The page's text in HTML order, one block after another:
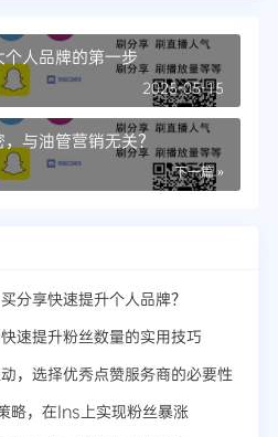
人品牌的第一步
2025-05-15
与油管营销无关？
下一篇 »
享快速提升个人品牌？
速提升粉丝数量的实用技巧
，选择优秀点赞服务商的必要性
略，在Ins上实现粉丝暴涨